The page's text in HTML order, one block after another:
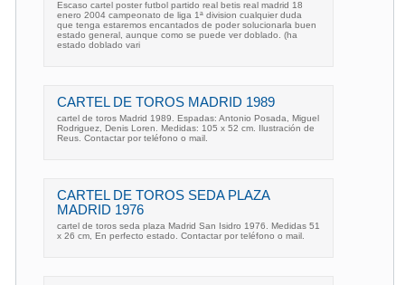
Escaso cartel poster futbol partido real betis real madrid 18
enero 2004 campeonato de liga 1ª division cualquier duda
que tenga estaremos encantados de poder solucionarla buen
estado general, aunque como se puede ver doblado. (ha
estado doblado vari
CARTEL DE TOROS MADRID 1989
cartel de toros Madrid 1989. Espadas: Antonio Posada, Miguel
Rodriguez, Denis Loren. Medidas: 105 x 52 cm. Ilustración de
Reus. Contactar por teléfono o mail.
CARTEL DE TOROS SEDA PLAZA
MADRID 1976
cartel de toros seda plaza Madrid San Isidro 1976. Medidas 51
x 26 cm, En perfecto estado. Contactar por teléfono o mail.